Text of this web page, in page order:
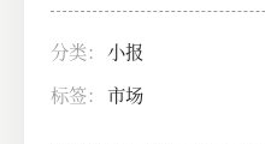
分类： 小报
标签： 市场